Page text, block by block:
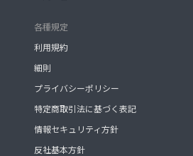
各種規定
利用規約
細則
プライバシーポリシー
特定商取引法に基づく表記
情報セキュリティ方針
反社基本方針